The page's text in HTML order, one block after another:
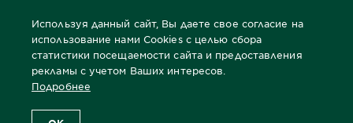
Используя данный сайт, Вы даете свое согласие на
использование нами Cookies с целью сбора
статистики посещаемости сайта и предоставления
рекламы с учетом Ваших интересов.
Подробнее
Главная Краски для волос